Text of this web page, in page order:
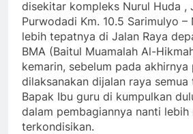
disekitar kompleks Nurul Huda ,
Purwodadi Km. 10.5 Sarimulyo –
lebih tepatnya di Jalan Raya
BMA (Baitul Muamalah Al-
kemarin, sebelum pada akhirnya
dilaksanakan dijalan raya
Bapak Ibu guru di kumpulkan
dalam pembagiannya nanti lebih
terkondisikan.